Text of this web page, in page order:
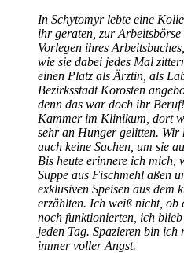
In Schytomyr lebte eine
ihr geraten, zur Arbeitsbörse
Vorlegen ihres
wie sie dabei jedes Mal
einen Platz als Ärztin, als
Bezirksstadt Korosten
denn das war doch ihr
Kammer im Klinikum, dort
sehr an Hunger gelitten. Wir
auch keine Sachen, um sie
Bis heute erinnere ich mich,
Suppe aus Fischmehl aßen
exklusiven Speisen aus dem
erzählten. Ich weiß nicht, ob
noch funktionierten, ich
jeden Tag. Spazieren bin ich
immer voller Angst.